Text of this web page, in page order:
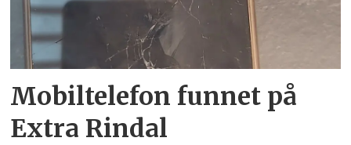
Mobiltelefon funnet på
Extra Rindal